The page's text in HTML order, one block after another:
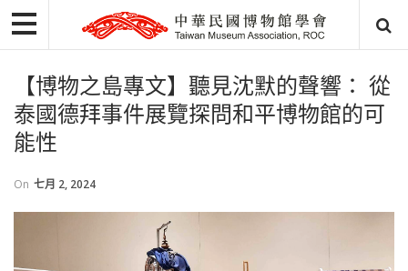
【博物之島專文】聽見沈默的聲響： 從
泰國德拜事件展覽探問和平博物館的可
能性
On 七月 2, 2024